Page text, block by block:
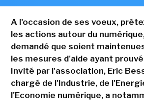
A l'occasion de ses voeux,
les actions autour du
demandé que soient
les mesures d'aide ayant
Invité par l'association, Eric
chargé de l'Industrie, de
l'Economie numérique, a